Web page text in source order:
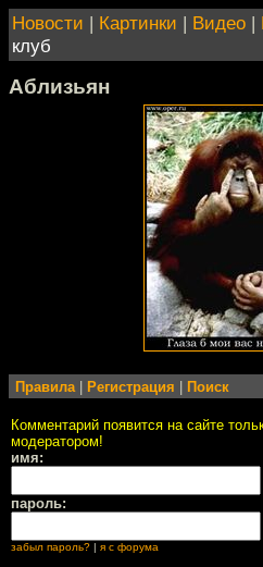
Новости | Картинки | Видео |
клуб
Аблизьян
Правила Регистрация Поиск
Комментарий появится на сайте
модератором!
имя:
пароль:
забыл пароль? | я с форума